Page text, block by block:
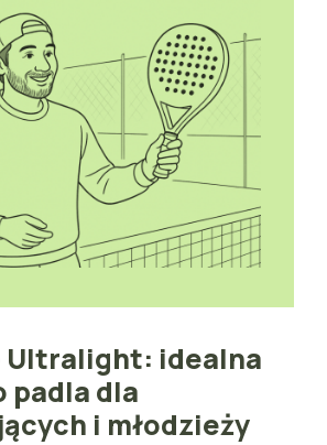
Ultralight: idealna
padla dla
i młodzieży